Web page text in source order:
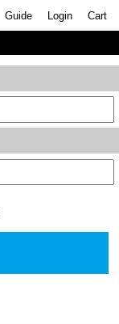
Guide Login Cart